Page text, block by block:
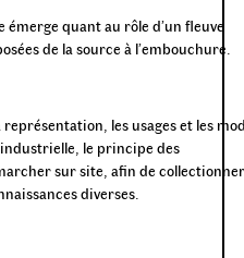
émerge quant au rôle d’un fleuve
de la source à l’embouchure.
les usages et les
le principe des
sur site, afin de collectionner
diverses.